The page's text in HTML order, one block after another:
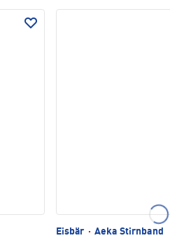
Eisbär · Aeka Stirnband